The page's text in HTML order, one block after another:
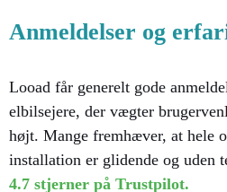
Anmeldelser og
Looad får generelt gode
elbilsejere, der vægter
højt. Mange fremhæver, at hele
installation er glidende og uden
4.7 stjerner på Trustpilot.